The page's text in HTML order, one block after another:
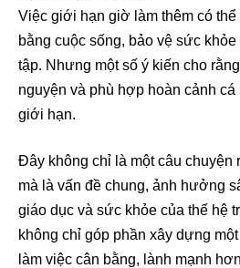
Việc giới hạn giờ làm thêm có
bằng cuộc sống, bảo vệ sức
tập. Nhưng một số ý kiến cho
nguyện và phù hợp hoàn cảnh cá
giới hạn.
Đây không chỉ là một câu chuyện
mà là vấn đề chung, ảnh hưởng
giáo dục và sức khỏe của thế hệ
không chỉ góp phần xây dựng
làm việc cân bằng, lành mạnh